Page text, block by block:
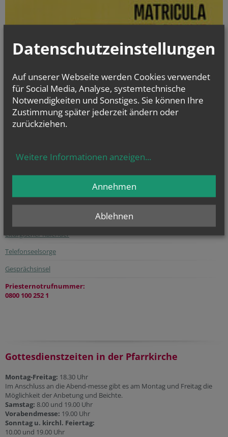
Matrikenführung an bis einschließlich 1938 können online kostenlos
und jederzeit eingesehen werden.
Stundenbuch Online
Liturgischer Kalender
Telefonseelsorge
Gesprächsinsel
Priesternotrufnummer:
0800 100 252 1
Gottesdienstzeiten in der Pfarrkirche
Montag-Freitag: 18.30 Uhr
Im Anschluss an die Abend-messe gibt es am Montag und Freitag die
Möglichkeit der Anbetung und Beichte.
Samstag: 8.00 und 19.00 Uhr
Vorabendmesse: 19.00 Uhr
Sonntag u. kirchl. Feiertag:
10.00 und 19.00 Uhr
Datenschutzeinstellungen
Auf unserer Webseite werden Cookies verwendet
für Social Media, Analyse, systemtechnische
Notwendigkeiten und Sonstiges. Sie können Ihre
Zustimmung später jederzeit ändern oder
zurückziehen.
Weitere Informationen anzeigen...
Ablehnen
Annehmen